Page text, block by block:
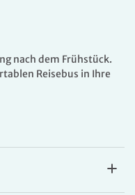
nach dem Frühstück.
Reisebus in Ihre